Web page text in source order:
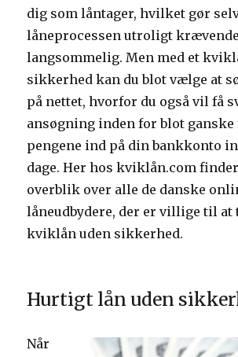
dig som låntager, hvilket gør
låneprocessen utroligt
langsommelig. Men med et
sikkerhed kan du blot vælge at
på nettet, hvorfor du også vil få
ansøgning inden for blot ganske
pengene ind på din bankkonto
dage. Her hos kviklån.com
overblik over alle de danske
låneudbydere, der er villige til at
kviklån uden sikkerhed.
Hurtigt lån uden
Når